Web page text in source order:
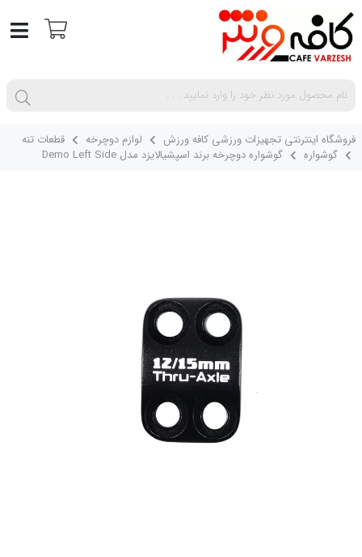
فروشگاه اینترنتی تجهیزات ورزشی کافه ورزش لوازم دوچرخه
قطعات تنه
گوشواره
گوشواره دوچرخه برند اسپشیالایزد مدل Demo Left Side